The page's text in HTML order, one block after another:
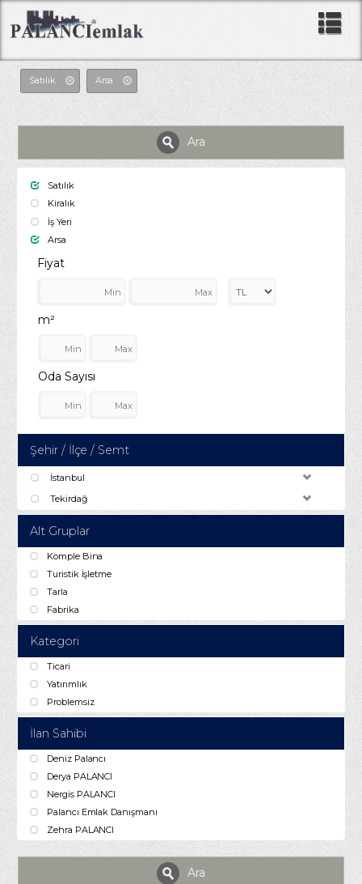
Satılık Arsa
Ara
Satılık
Kiralık
İş Yeri
Arsa
Fiyat
m²
Oda Sayısı
Şehir / İlçe / Semt
İstanbul
Tekirdağ
Alt Gruplar
Komple Bina
Turistik İşletme
Tarla
Fabrika
Kategori
Ticari
Yatırımlık
Problemsiz
İlan Sahibi
Deniz Palancı
Derya PALANCI
Nergis PALANCI
Palancı Emlak Danışmanı
Zehra PALANCI
Ara